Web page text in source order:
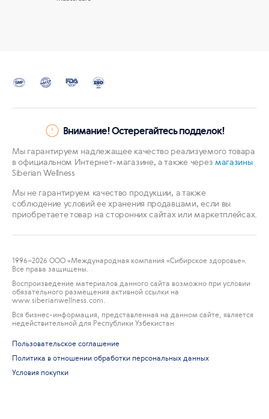
Внимание! Остерегайтесь подделок!
Мы гарантируем надлежащее качество реализуемого товара
в официальном Интернет-магазине, а также через магазины
Siberian Wellness
Мы не гарантируем качество продукции, а также
соблюдение условий ее хранения продавцами, если вы
приобретаете товар на сторонних сайтах или маркетплейсах.
1996–2026 ООО «Международная компания «Сибирское здоровье».
Все права защищены.
Воспроизведение материалов данного сайта возможно при условии
обязательного размещения активной ссылки на
www.siberianwellness.com.
Вся бизнес-информация, представленная на данном сайте, является
недействительной для Республики Узбекистан
Пользовательское соглашение
Политика в отношении обработки персональных данных
Условия покупки